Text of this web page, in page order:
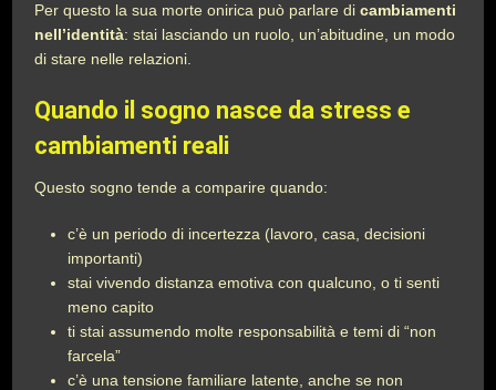
Per questo la sua morte onirica può parlare dicambiamenti
nell’identità: stai lasciando un ruolo, un’abitudine, un modo
di stare nelle relazioni.
Quando il sogno nasce da stress e
cambiamenti reali
Questo sogno tende a comparire quando:
c’è un periodo di incertezza (lavoro, casa, decisioni
importanti)
stai vivendo distanza emotiva con qualcuno, o ti senti
meno capito
ti stai assumendo molte responsabilità e temi di “non
farcela”
c’è una tensione familiare latente, anche se non